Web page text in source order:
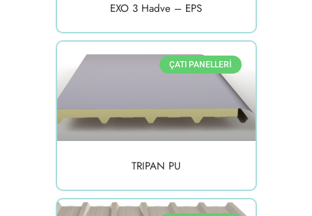
EXO 3 Hadve – EPS
ÇATI PANELLERI
TRIPAN PU